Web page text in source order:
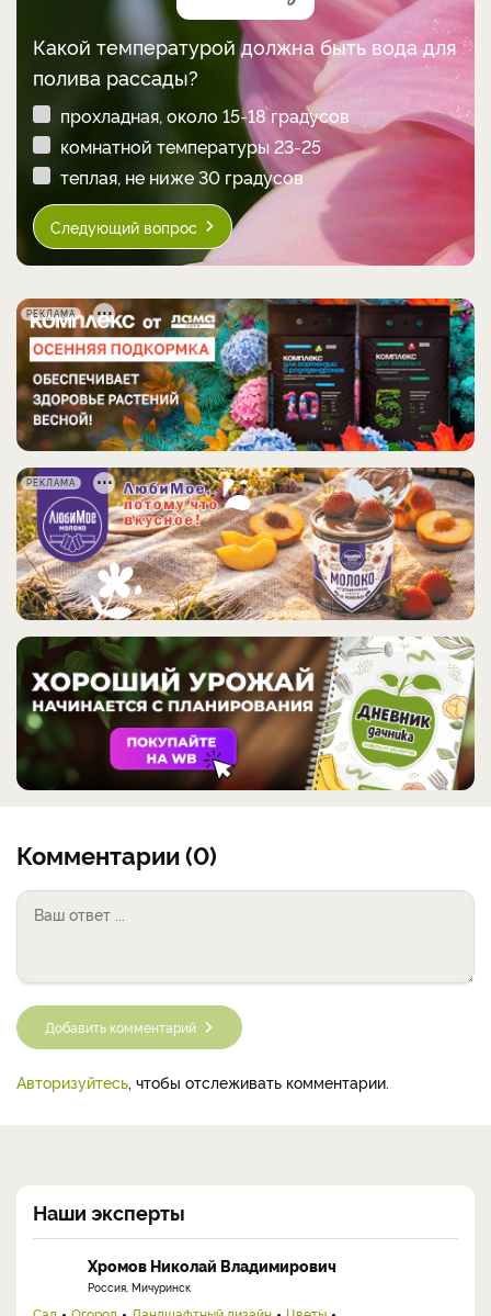
Какой температурой должна быть вода для
полива рассады?
прохладная, около 15-18 градусов
комнатной температуры 23-25
теплая, не ниже 30 градусов
Следующий вопрос
РЕКЛАМА
РЕКЛАМА
Комментарии (0)
Добавить комментарий
Авторизуйтесь , чтобы отслеживать комментарии.
Наши эксперты
Хромов Николай Владимирович
Россия, Мичуринск